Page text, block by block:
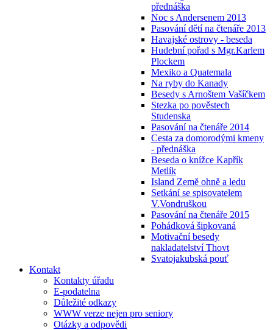
přednáška
Noc s Andersenem 2013
Pasování dětí na čtenáře 2013
Havajské ostrovy - beseda
Hudební pořad s Mgr.Karlem
Plockem
Mexiko a Quatemala
Na ryby do Kanady
Besedy s Arnoštem Vašíčkem
Stezka po pověstech
Studenska
Pasování na čtenáře 2014
Cesta za domorodými kmeny
- přednáška
Beseda o knížce Kapřík
Metlík
Island Země ohně a ledu
Setkání se spisovatelem
V.Vondruškou
Pasování na čtenáře 2015
Pohádková šipkovaná
Motivační besedy
nakladatelství Thovt
Svatojakubská pouť
Kontakt
Kontakty úřadu
E-podatelna
Důležité odkazy
WWW verze nejen pro seniory
Otázky a odpovědi